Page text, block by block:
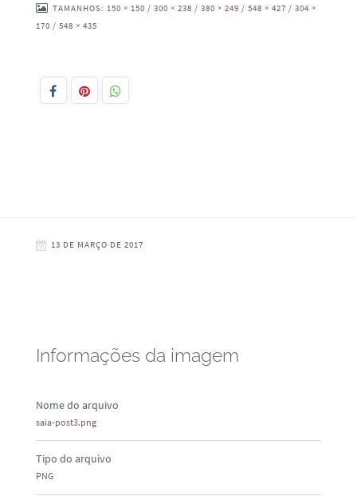
TAMANHOS: 150 × 150 / 300 × 238 / 380 × 249 / 548 × 427 / 304 ×
170 / 548 × 435
13 DE MARÇO DE 2017
Informações da imagem
Nome do arquivo
saia-post3.png
Tipo do arquivo
PNG